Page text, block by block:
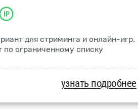
для стриминга и онлайн-игр.
по ограниченному списку
узнать подробнее